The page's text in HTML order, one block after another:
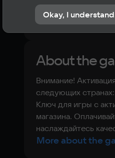
About the
Внимание!
следующих
Ключ для игры с
магазина.
наслаждайтесь
More about the
Okay, I